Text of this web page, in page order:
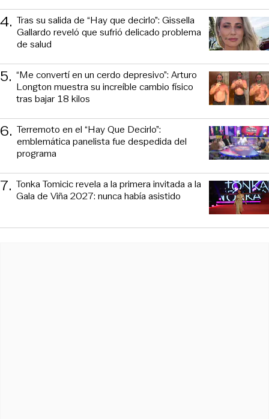
4. Tras su salida de “Hay que decirlo”: Gissella
Gallardo reveló que sufrió delicado problema
de salud
5. “Me convertí en un cerdo depresivo”: Arturo
Longton muestra su increíble cambio físico
tras bajar 18 kilos
6. Terremoto en el “Hay Que Decirlo”:
emblemática panelista fue despedida del
programa
7. Tonka Tomicic revela a la primera invitada a la
Gala de Viña 2027: nunca había asistido